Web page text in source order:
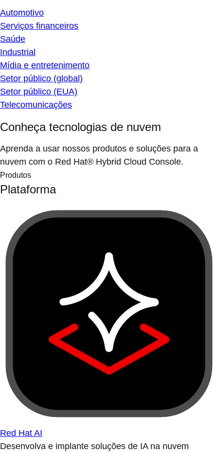
Automotivo
Serviços financeiros
Saúde
Industrial
Mídia e entretenimento
Setor público (global)
Setor público (EUA)
Telecomunicações
Conheça tecnologias de nuvem
Aprenda a usar nossos produtos e soluções para a
nuvem com o Red Hat® Hybrid Cloud Console.
Produtos
Plataforma
Red Hat AI
Desenvolva e implante soluções de IA na nuvem